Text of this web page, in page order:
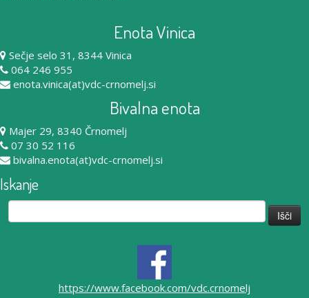
Enota Vinica
Sečje selo 31, 8344 Vinica
064 246 955
enota.vinica(at)vdc-crnomelj.si
Bivalna enota
Majer 29, 8340 Črnomelj
07 30 52 116
bivalna.enota(at)vdc-crnomelj.si
Iskanje
Išči:
https://www.facebook.com/vdc.crnomelj